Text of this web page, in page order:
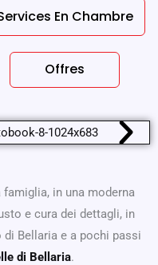
En Chambre
Offres
in una moderna
e cura dei dettagli, in
Bellaria e a pochi passi
di Bellaria.